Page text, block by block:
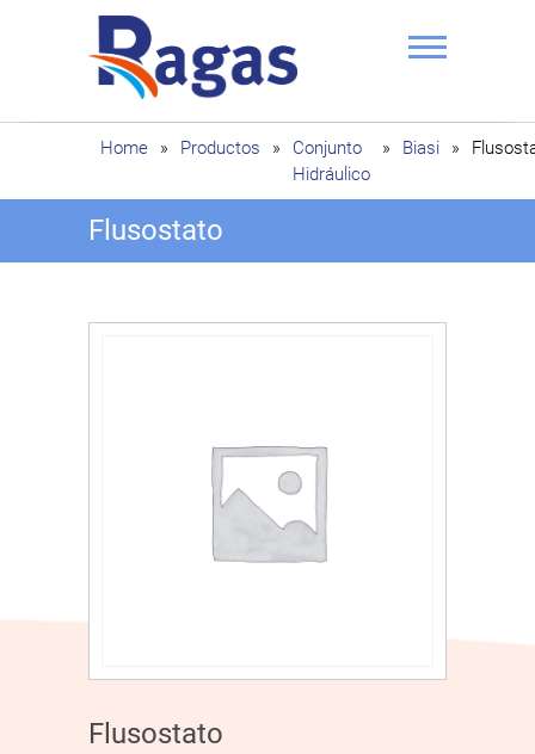
Ragas
Home » Productos »
Conjunto
Hidráulico
» Biasi »
Flusostato
Flusostato